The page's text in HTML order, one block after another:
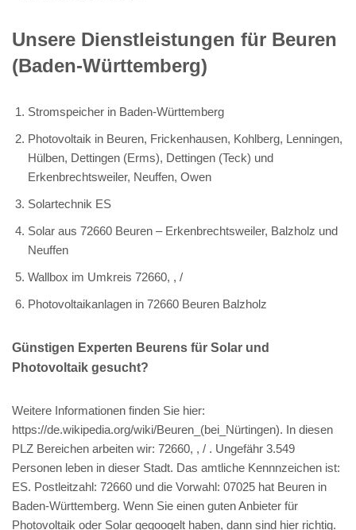
Unsere Dienstleistungen für Beuren
(Baden-Württemberg)
Stromspeicher in Baden-Württemberg
Photovoltaik in Beuren, Frickenhausen, Kohlberg, Lenningen,
Hülben, Dettingen (Erms), Dettingen (Teck) und
Erkenbrechtsweiler, Neuffen, Owen
Solartechnik ES
Solar aus 72660 Beuren – Erkenbrechtsweiler, Balzholz und
Neuffen
Wallbox im Umkreis 72660, , /
Photovoltaikanlagen in 72660 Beuren Balzholz
Günstigen Experten Beurens für Solar und
Photovoltaik gesucht?
Weitere Informationen finden Sie hier:
https://de.wikipedia.org/wiki/Beuren_(bei_Nürtingen). In diesen
PLZ Bereichen arbeiten wir: 72660, , / . Ungefähr 3.549
Personen leben in dieser Stadt. Das amtliche Kennnzeichen ist:
ES. Postleitzahl: 72660 und die Vorwahl: 07025 hat Beuren in
Baden-Württemberg. Wenn Sie einen guten Anbieter für
Photovoltaik oder Solar gegoogelt haben, dann sind hier richtig.